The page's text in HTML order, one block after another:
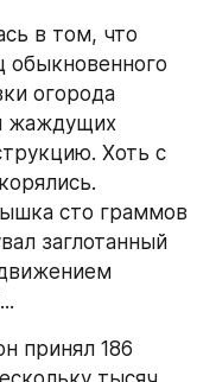
в том, что
обыкновенного
огорода
жаждущих
Хоть с
сто граммов
заглотанный
принял 186